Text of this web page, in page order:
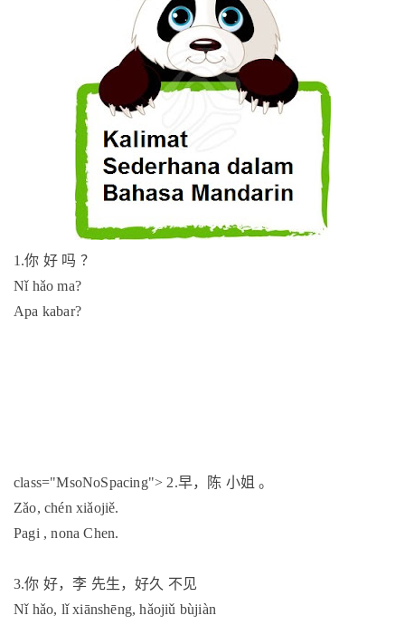
1.你 好 吗 ？
Nǐ hǎo ma?
Apa kabar?
class="MsoNoSpacing"> 2.早，陈 小姐 。
Zǎo, chén xiǎojiě.
Pagi , nona Chen.
3.你 好，李 先生，好久 不见
Nǐ hǎo, lǐ xiānshēng, hǎojiǔ bùjiàn